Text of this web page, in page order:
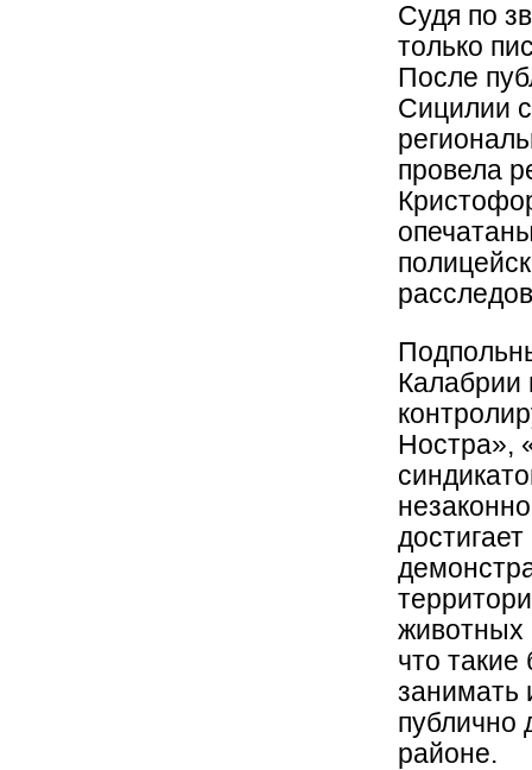
Судя по
только
После
Сицилии
провела
Калабрии
Ностра»,
животных
что
занимать
публично
районе.